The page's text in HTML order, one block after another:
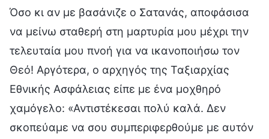
Όσο κι αν με βασάνιζε ο Σατανάς, αποφάσισα
να μείνω σταθερή στη μαρτυρία μου μέχρι την
τελευταία μου πνοή για να ικανοποιήσω τον
Θεό! Αργότερα, ο αρχηγός της Ταξιαρχίας
Εθνικής Ασφάλειας είπε με ένα μοχθηρό
χαμόγελο: «Αντιστέκεσαι πολύ καλά. Δεν
σκοπεύαμε να σου συμπεριφερθούμε με αυτόν